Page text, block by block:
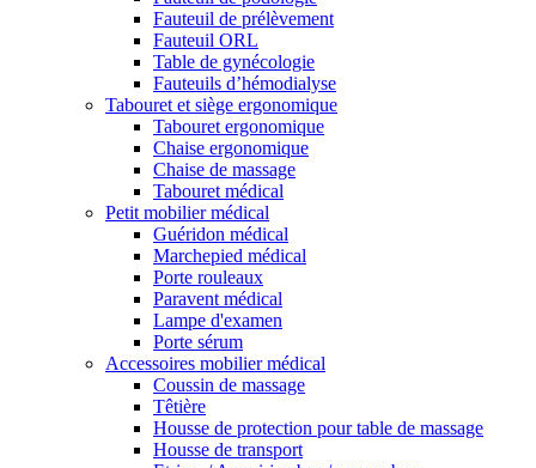
Fauteuil de prélèvement
Fauteuil ORL
Table de gynécologie
Fauteuils d’hémodialyse
Tabouret et siège ergonomique
Tabouret ergonomique
Chaise ergonomique
Chaise de massage
Tabouret médical
Petit mobilier médical
Guéridon médical
Marchepied médical
Porte rouleaux
Paravent médical
Lampe d'examen
Porte sérum
Accessoires mobilier médical
Coussin de massage
Têtière
Housse de protection pour table de massage
Housse de transport